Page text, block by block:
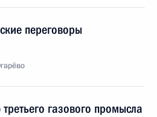
переговоры
газового промысла